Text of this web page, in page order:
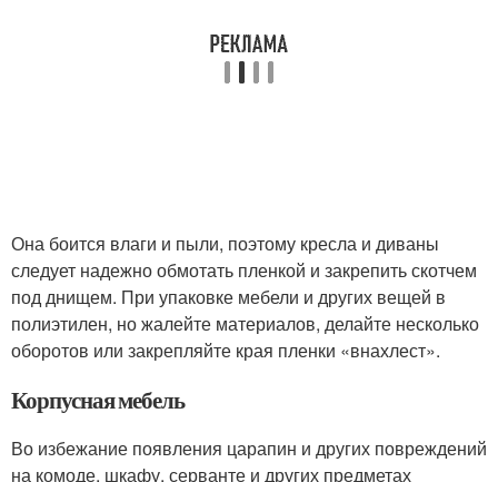
Она боится влаги и пыли, поэтому кресла и диваны
следует надежно обмотать пленкой и закрепить скотчем
под днищем. При упаковке мебели и других вещей в
полиэтилен, но жалейте материалов, делайте несколько
оборотов или закрепляйте края пленки «внахлест».
Корпусная мебель
Во избежание появления царапин и других повреждений
на комоде, шкафу, серванте и других предметах